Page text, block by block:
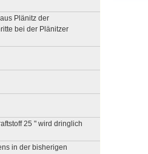
Plänitz der
bei der Plänitzer
25 " wird dringlich
in der bisherigen